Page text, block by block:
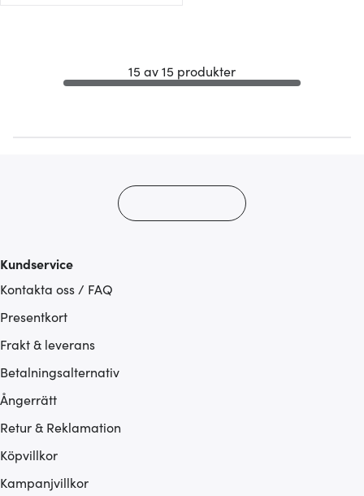
15 av 15 produkter
Kundservice
Kontakta oss / FAQ
Presentkort
Frakt & leverans
Betalningsalternativ
Ångerrätt
Retur & Reklamation
Köpvillkor
Kampanjvillkor